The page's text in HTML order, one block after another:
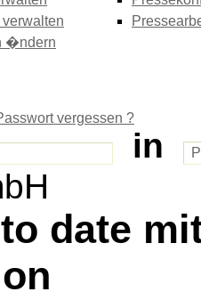
�ndern
vergessen ?
in
date